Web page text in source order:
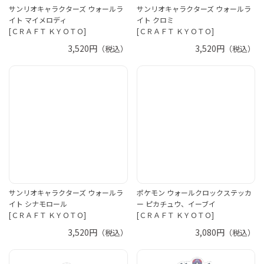
サンリオキャラクターズ ウォールラ
イト マイメロディ
[ＣＲＡＦＴ ＫＹＯＴＯ]
3,520円（税込）
サンリオキャラクターズ ウォールラ
イト クロミ
[ＣＲＡＦＴ ＫＹＯＴＯ]
3,520円 （税込）
サンリオキャラクターズ ウォールラ
イト シナモロール
[ＣＲＡＦＴ ＫＹＯＴＯ]
3,520円（税込）
ポケモン ウォールクロックステッカ
ー ピカチュウ、イーブイ
[ＣＲＡＦＴ ＫＹＯＴＯ]
3,080円 （税込）